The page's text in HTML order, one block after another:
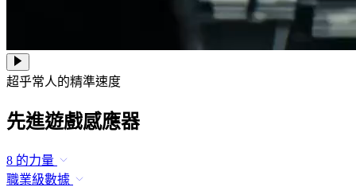
超乎常人的精準速度
先進遊戲感應器
8 的力量
職業級數據